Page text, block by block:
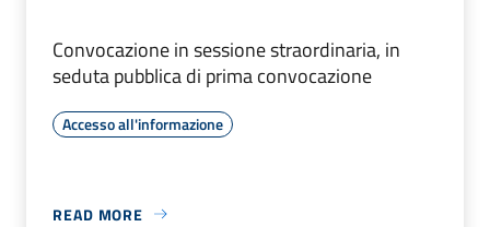
Convocazione in sessione straordinaria, in
seduta pubblica di prima convocazione
Accesso all'informazione
READ MORE